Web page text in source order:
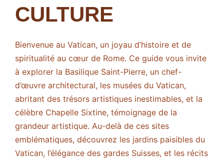
CULTURE
Bienvenue au Vatican, un joyau d’histoire et de
spiritualité au cœur de Rome. Ce guide vous invite
à explorer la Basilique Saint-Pierre, un chef-
d’œuvre architectural, les musées du Vatican,
abritant des trésors artistiques inestimables, et la
célèbre Chapelle Sixtine, témoignage de la
grandeur artistique. Au-delà de ces sites
emblématiques, découvrez les jardins paisibles du
Vatican, l’élégance des gardes Suisses, et les récits